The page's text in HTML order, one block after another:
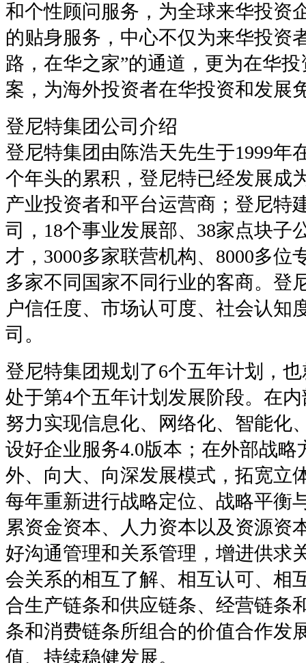
和个性顾问服务，为全球来华投资
的贴身服务，中心不仅为来华投资
路，在华之家”的通道，更为在华
案，为海外投资者在华投资和发展
登尼特集团公司介绍
登尼特集团由陈浩天先生于1999年
个年头的累积，登尼特已经发展成
产业投资者和平台运营商；登尼特
司，18个事业发展部、38家点块子
才，3000多家联营机构、8000多位
多家不同国家不同行业的客商。登
户信任度、市场认可度、社会认知
司。
登尼特集团规划了6个五年计划，
处于第4个五年计划发展阶段。在
努力实现信息化、网络化、智能化
设好企业服务4.0版本；在外部战略
外、向大、向深发展模式，拓宽立
每年重新进行战略定位、战略平衡
累资金资本、人力资本以及资源资
好沟通管理和关系管理，增进供求
会关系的相互了解、相互认可、相
合生产链条和供应链条、经营链条
条和消费链条所组合的价值合作发
值、持续稳健发展。